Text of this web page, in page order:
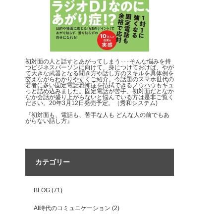
初対面の人と話すとあがってしまう･･･そんな悩みを持
つビジネスパーソンに向けて、身につけておけば、やが
て大きな武器となる聞き方や話し方のスキルを具体例を
交えながらわかりやすくご紹介。今話題のスマホ世代の
若者に多い固定電話恐怖症を払拭できるノウハウもギュ
っと詰め込みました。固定電話が苦手、初対面だとなか
なか会話が盛り上がらないと悩んでいる方は是非ご覧く
ださい。20年3月12日発売予定。（秀和システム)
『初対面も、電話も、苦手な人も どんな人の前でもあ
がらない話し方』
カテゴリー
BLOG (71)
AI時代のコミュニケーション (2)